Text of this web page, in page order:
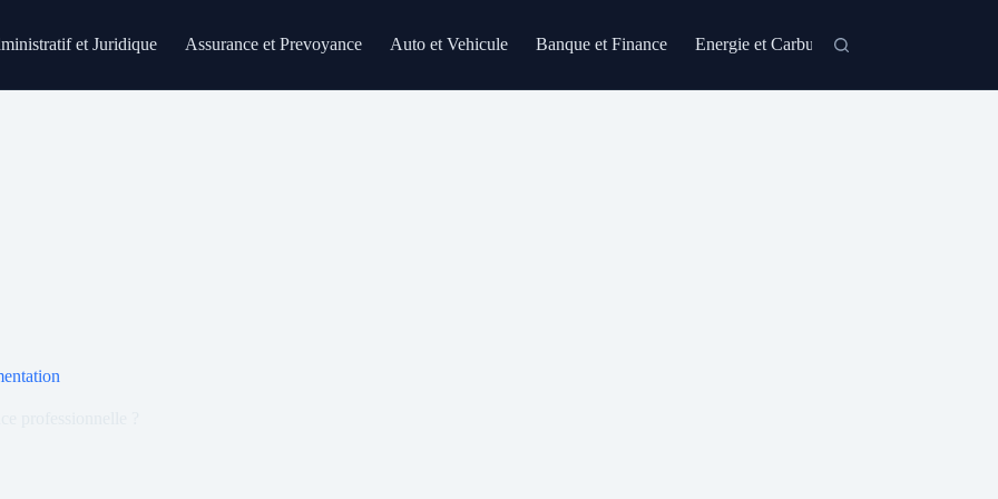
et Juridique Assurance et Prevoyance Auto et Vehicule Banque et Finance Energie et Carburant